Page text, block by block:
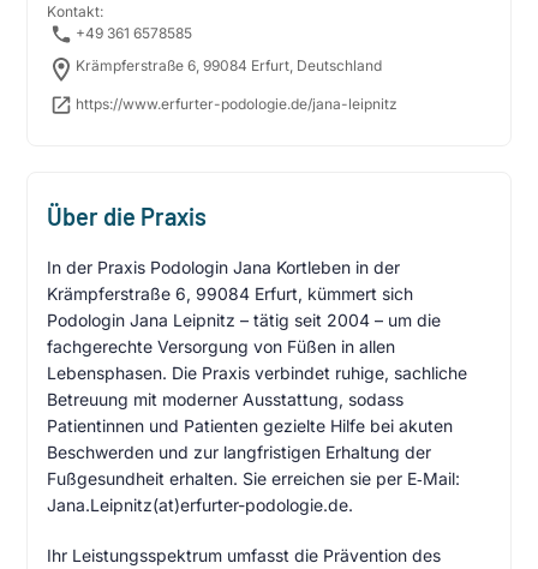
Kontakt:
+49 361 6578585
Krämpferstraße 6, 99084 Erfurt, Deutschland
https://www.erfurter-podologie.de/jana-leipnitz
Über die Praxis
In der Praxis Podologin Jana Kortleben in der
Krämpferstraße 6, 99084 Erfurt, kümmert sich
Podologin Jana Leipnitz – tätig seit 2004 – um die
fachgerechte Versorgung von Füßen in allen
Lebensphasen. Die Praxis verbindet ruhige, sachliche
Betreuung mit moderner Ausstattung, sodass
Patientinnen und Patienten gezielte Hilfe bei akuten
Beschwerden und zur langfristigen Erhaltung der
Fußgesundheit erhalten. Sie erreichen sie per E‑Mail:
Jana.Leipnitz(at)erfurter-podologie.de.
Ihr Leistungsspektrum umfasst die Prävention des